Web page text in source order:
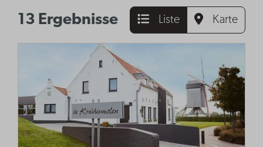
13 Ergebnisse Liste Karte